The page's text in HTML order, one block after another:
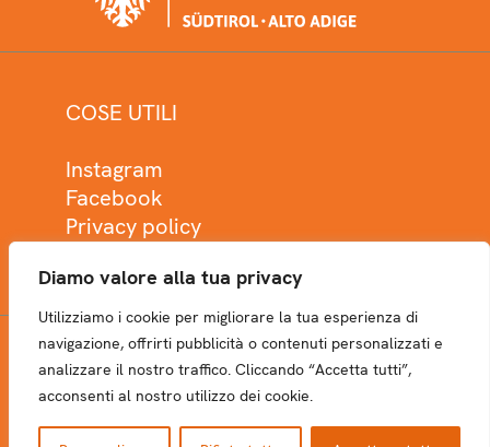
Diamo valore alla tua privacy
Utilizziamo i cookie per migliorare la tua esperienza di
navigazione, offrirti pubblicità o contenuti personalizzati e
analizzare il nostro traffico. Cliccando “Accetta tutti”,
acconsenti al nostro utilizzo dei cookie.
COSE UTILI
Instagram
Facebook
Privacy policy
NEWSLETTER